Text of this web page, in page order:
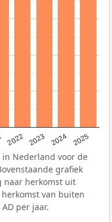
2022 2023 2024 2025
Nederland voor de
grafiek
naar herkomst uit
van buiten
per jaar.